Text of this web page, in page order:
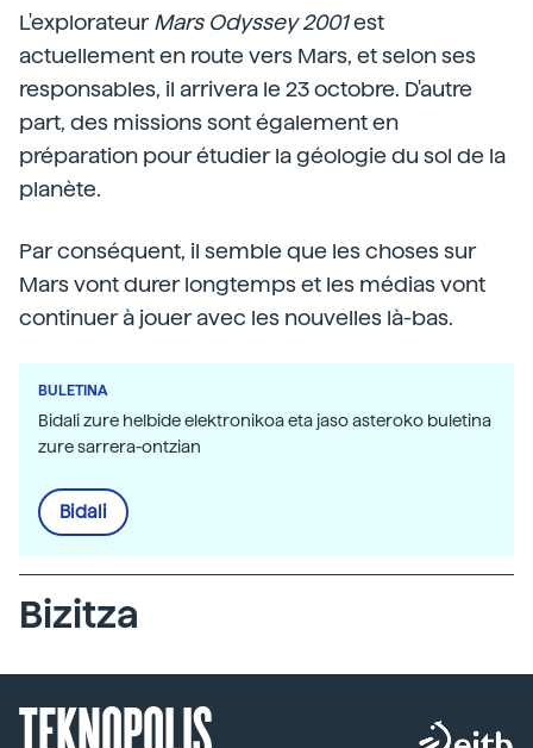
L'explorateurMars Odyssey 2001est
actuellement en route vers Mars, et selon ses
responsables, il arrivera le 23 octobre. D'autre
part, des missions sont également en
préparation pour étudier la géologie du sol de la
planète.
Par conséquent, il semble que les choses sur
Mars vont durer longtemps et les médias vont
continuer à jouer avec les nouvelles là-bas.
BULETINA
Bidali zure helbide elektronikoa eta jaso asteroko buletina
zure sarrera-ontzian
Bidali
Bizitza
TEKNOPOLIS